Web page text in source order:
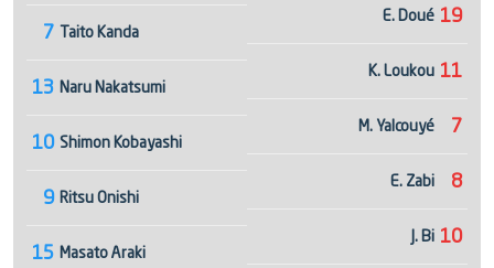
7 Taito Kanda
13 Naru Nakatsumi
10 Shimon Kobayashi
9 Ritsu Onishi
15 Masato Araki
19
E. Doué
11
K. Loukou
7
M. Yalcouyé
8
E. Zabi
10
J. Bi